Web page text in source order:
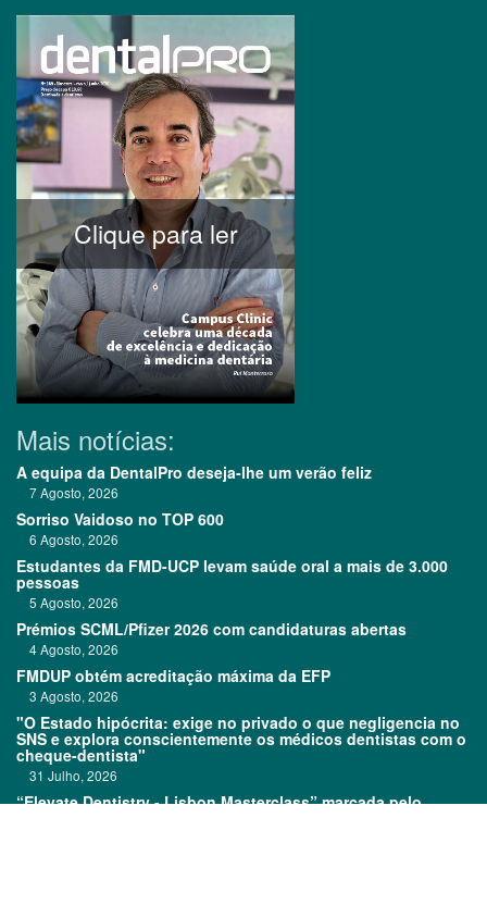
Clique para ler
Mais notícias:
A equipa da DentalPro deseja-lhe um verão feliz
7 Agosto, 2026
Sorriso Vaidoso no TOP 600
6 Agosto, 2026
Estudantes da FMD-UCP levam saúde oral a mais de 3.000
pessoas
5 Agosto, 2026
Prémios SCML/Pfizer 2026 com candidaturas abertas
4 Agosto, 2026
FMDUP obtém acreditação máxima da EFP
3 Agosto, 2026
"O Estado hipócrita: exige no privado o que negligencia no
SNS e explora conscientemente os médicos dentistas com o
cheque-dentista"
31 Julho, 2026
“Elevate Dentistry - Lisbon Masterclass” marcada pelo